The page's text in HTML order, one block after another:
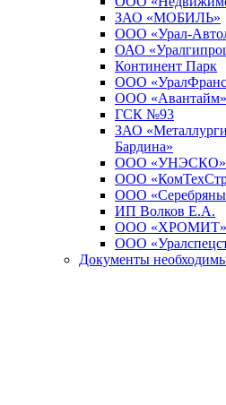
ЗАО «МОБИЛЬ»
ООО «Урал-
ОАО
Континент Парк
ООО
ООО «Авантайм»
ГСК №93
ЗАО
Бардина»
ООО «УНЭСКО»
ООО
ООО
ИП Волков Е.А.
ООО «ХРОМИТ»
ООО
Документы